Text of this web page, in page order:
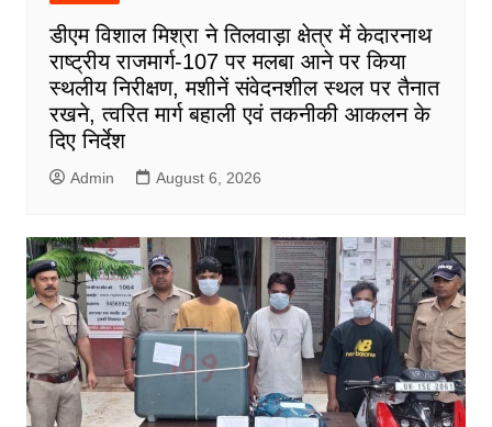
डीएम विशाल मिश्रा ने तिलवाड़ा क्षेत्र में केदारनाथ
राष्ट्रीय राजमार्ग-107 पर मलबा आने पर किया
स्थलीय निरीक्षण, मशीनें संवेदनशील स्थल पर तैनात
रखने, त्वरित मार्ग बहाली एवं तकनीकी आकलन के
दिए निर्देश
Admin August 6, 2026